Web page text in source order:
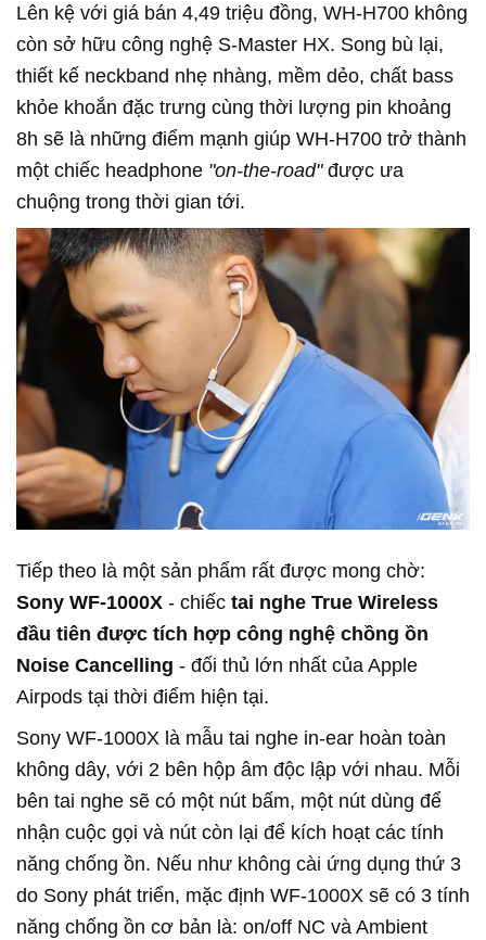
Lên kệ với giá bán 4,49 triệu đồng, WH-H700 không
còn sở hữu công nghệ S-Master HX. Song bù lại,
thiết kế neckband nhẹ nhàng, mềm dẻo, chất bass
khỏe khoắn đặc trưng cùng thời lượng pin khoảng
8h sẽ là những điểm mạnh giúp WH-H700 trở thành
một chiếc headphone "on-the-road"được ưa
chuộng trong thời gian tới.
Tiếp theo là một sản phẩm rất được mong chờ:
Sony WF-1000X - chiếc tai nghe True Wireless
đầu tiên được tích hợp công nghệ chồng ồn
Noise Cancelling - đối thủ lớn nhất của Apple
Airpods tại thời điểm hiện tại.
Sony WF-1000X là mẫu tai nghe in-ear hoàn toàn
không dây, với 2 bên hộp âm độc lập với nhau. Mỗi
bên tai nghe sẽ có một nút bấm, một nút dùng để
nhận cuộc gọi và nút còn lại để kích hoạt các tính
năng chống ồn. Nếu như không cài ứng dụng thứ 3
do Sony phát triển, mặc định WF-1000X sẽ có 3 tính
năng chống ồn cơ bản là: on/off NC và Ambient